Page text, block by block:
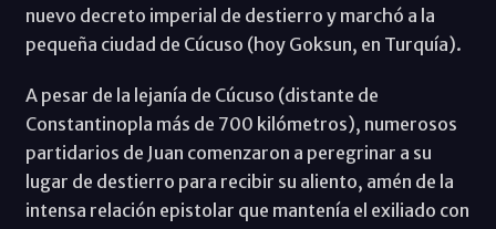
nuevo decreto imperial de destierro y marchó a la
pequeña ciudad de Cúcuso (hoy Goksun, en Turquía).
A pesar de la lejanía de Cúcuso (distante de
Constantinopla más de 700 kilómetros), numerosos
partidarios de Juan comenzaron a peregrinar a su
lugar de destierro para recibir su aliento, amén de la
intensa relación epistolar que mantenía el exiliado con